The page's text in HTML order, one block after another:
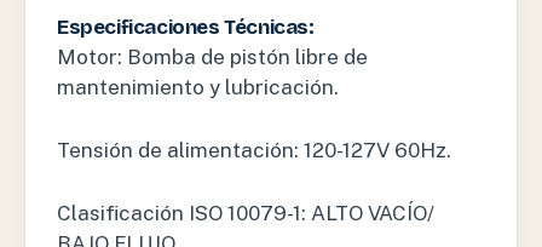
Especificaciones Técnicas:
Motor: Bomba de pistón libre de
mantenimiento y lubricación.
Tensión de alimentación: 120-127V 60Hz.
Clasificación ISO 10079-1: ALTO VACÍO/